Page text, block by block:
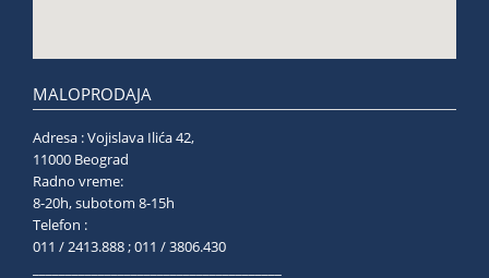
MALOPRODAJA
Adresa : Vojislava Ilića 42,
11000 Beograd
Radno vreme:
8-20h, subotom 8-15h
Telefon :
011 / 2413.888 ; 011 / 3806.430